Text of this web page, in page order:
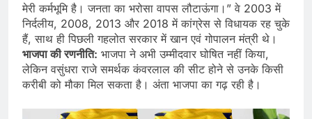
मेरी कर्मभूमि है। जनता का भरोसा वापस लौटाऊंगा।” वे 2003 में
निर्दलीय, 2008, 2013 और 2018 में कांग्रेस से विधायक रह चुके
हैं, साथ ही पिछली गहलोत सरकार में खान एवं गोपालन मंत्री थे।
भाजपा की रणनीति: भाजपा ने अभी उम्मीदवार घोषित नहीं किया,
लेकिन वसुंधरा राजे समर्थक कंवरलाल की सीट होने से उनके किसी
करीबी को मौका मिल सकता है। अंता भाजपा का गढ़ रही है।